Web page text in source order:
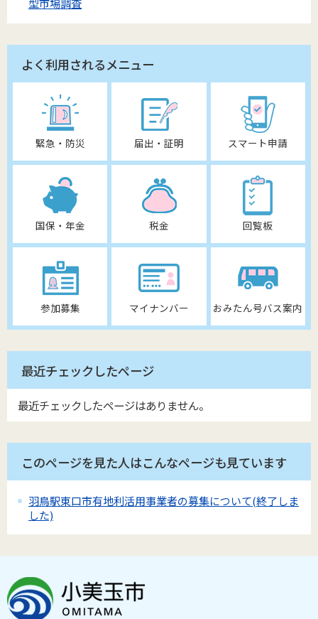
よく利用されるメニュー
緊急・防災 届出・証明 スマート申請
国保・年金 税金 回覧板
参加募集 マイナンバー おみたん号バス案内
最近チェックしたページ
最近チェックしたページはありません。
このページを見た人はこんなページも見ています
羽鳥駅東口市有地利活用事業者の募集について(終了しま
した)